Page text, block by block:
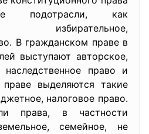
подотрасли, как
избирательное,
В гражданском праве в
выступают авторское,
наследственное право и
выделяются такие
налоговое право.
права, в частности
семейное, не